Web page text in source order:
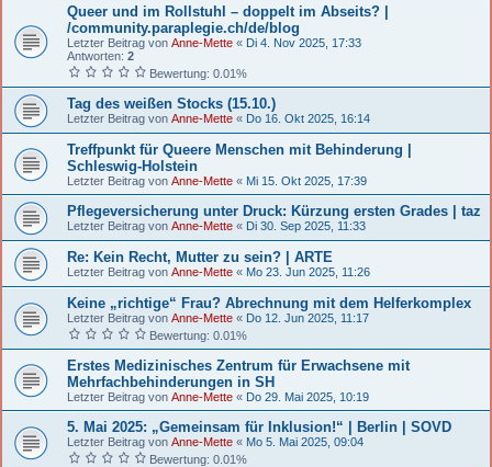
Queer und im Rollstuhl – doppelt im Abseits? |
/community.paraplegie.ch/de/blog
Letzter Beitrag von Anne-Mette « Di 4. Nov 2025, 17:33
Antworten: 2
Bewertung: 0.01%
Tag des weißen Stocks (15.10.)
Letzter Beitrag von Anne-Mette « Do 16. Okt 2025, 16:14
Treffpunkt für Queere Menschen mit Behinderung |
Schleswig-Holstein
Letzter Beitrag von Anne-Mette « Mi 15. Okt 2025, 17:39
Pflegeversicherung unter Druck: Kürzung ersten Grades | taz
Letzter Beitrag von Anne-Mette « Di 30. Sep 2025, 11:33
Re: Kein Recht, Mutter zu sein? | ARTE
Letzter Beitrag von Anne-Mette « Mo 23. Jun 2025, 11:26
Keine „richtige“ Frau? Abrechnung mit dem Helferkomplex
Letzter Beitrag von Anne-Mette « Do 12. Jun 2025, 11:17
Bewertung: 0.01%
Erstes Medizinisches Zentrum für Erwachsene mit
Mehrfachbehinderungen in SH
Letzter Beitrag von Anne-Mette « Do 29. Mai 2025, 10:19
5. Mai 2025: „Gemeinsam für Inklusion!“ | Berlin | SOVD
Letzter Beitrag von Anne-Mette « Mo 5. Mai 2025, 09:04
Bewertung: 0.01%